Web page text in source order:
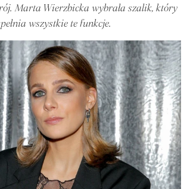
Marta Wierzbicka wybrała szalik, który
wszystkie te funkcje.